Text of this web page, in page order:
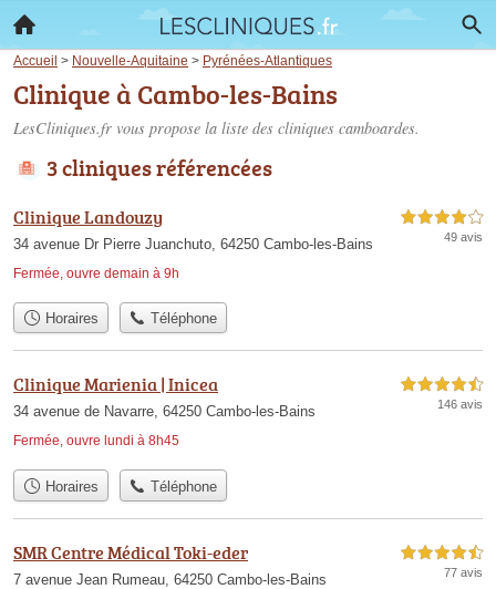
Accueil > Nouvelle-Aquitaine > Pyrénées-Atlantiques
Clinique à Cambo-les-Bains
LesCliniques.fr vous propose la liste des cliniques camboardes.
3 cliniques référencées
Clinique Landouzy
34 avenue Dr Pierre Juanchuto, 64250 Cambo-les-Bains
Fermée, ouvre demain à 9h
4,0 étoiles sur 5
49 avis
Horaires Téléphone
Clinique Marienia | Inicea
34 avenue de Navarre, 64250 Cambo-les-Bains
Fermée, ouvre lundi à 8h45
4,5 étoiles sur 5
146 avis
Horaires Téléphone
SMR Centre Médical Toki-eder
7 avenue Jean Rumeau, 64250 Cambo-les-Bains
4,5 étoiles sur 5
77 avis